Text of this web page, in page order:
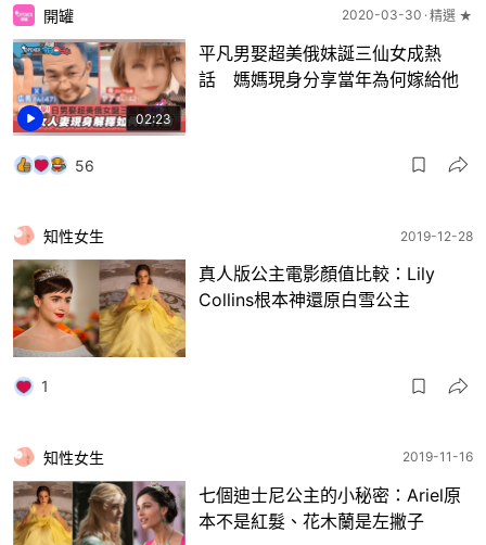
02:23
開罐 2020-03-30 精選 ★
平凡男娶超美俄妹誕三仙女成熱
話 媽媽現身分享當年為何嫁給他
56
知性女生 2019-12-28
真人版公主電影顏值比較：Lily
Collins根本神還原白雪公主
1
知性女生 2019-11-16
七個迪士尼公主的小秘密：Ariel原
本不是紅髮、花木蘭是左撇子